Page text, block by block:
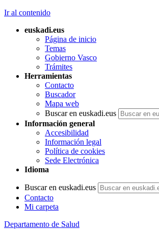
Ir al contenido
euskadi.eus
Página de inicio
Temas
Gobierno Vasco
Trámites
Herramientas
Contacto
Buscador
Mapa web
Buscar en euskadi.eus
Información general
Accesibilidad
Información legal
Política de cookies
Sede Electrónica
Idioma
Buscar en euskadi.eus
Contacto
Mi carpeta
Departamento de Salud